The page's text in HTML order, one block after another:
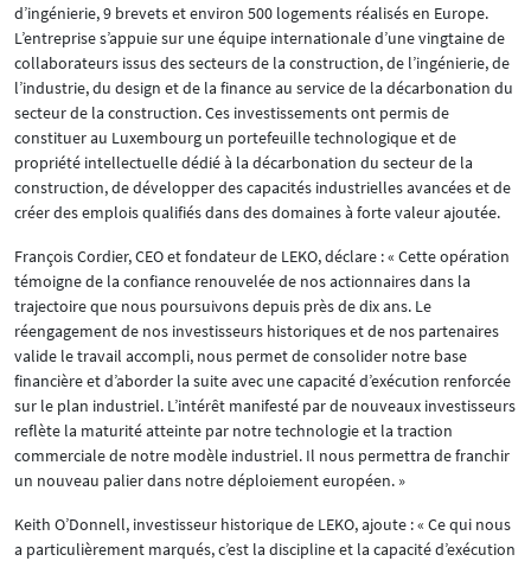
d’ingénierie, 9 brevets et environ 500 logements réalisés en Europe.
L’entreprise s’appuie sur une équipe internationale d’une vingtaine de
collaborateurs issus des secteurs de la construction, de l’ingénierie, de
l’industrie, du design et de la finance au service de la décarbonation du
secteur de la construction. Ces investissements ont permis de
constituer au Luxembourg un portefeuille technologique et de
propriété intellectuelle dédié à la décarbonation du secteur de la
construction, de développer des capacités industrielles avancées et de
créer des emplois qualifiés dans des domaines à forte valeur ajoutée.
François Cordier, CEO et fondateur de LEKO, déclare : « Cette opération
témoigne de la confiance renouvelée de nos actionnaires dans la
trajectoire que nous poursuivons depuis près de dix ans. Le
réengagement de nos investisseurs historiques et de nos partenaires
valide le travail accompli, nous permet de consolider notre base
financière et d’aborder la suite avec une capacité d’exécution renforcée
sur le plan industriel. L’intérêt manifesté par de nouveaux investisseurs
reflète la maturité atteinte par notre technologie et la traction
commerciale de notre modèle industriel. Il nous permettra de franchir
un nouveau palier dans notre déploiement européen. »
Keith O’Donnell, investisseur historique de LEKO, ajoute : « Ce qui nous
a particulièrement marqués, c’est la discipline et la capacité d’exécution